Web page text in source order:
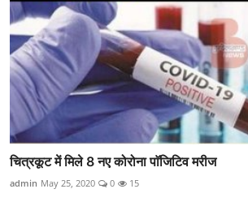
चित्रकूट में मिले 8 नए कोरोना पाॅजिटिव मरीज
admin May 25, 2020 0 15